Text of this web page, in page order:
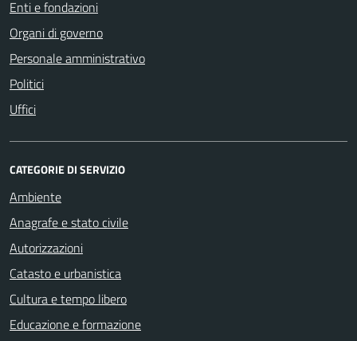
Enti e fondazioni
Organi di governo
Personale amministrativo
Politici
Uffici
CATEGORIE DI SERVIZIO
Ambiente
Anagrafe e stato civile
Autorizzazioni
Catasto e urbanistica
Cultura e tempo libero
Educazione e formazione